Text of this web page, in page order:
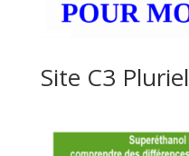
Site C3 Pluriel